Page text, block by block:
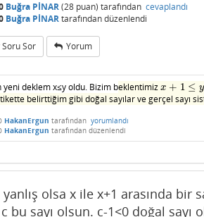
Buğra PİNAR(28 puan) tarafından cevaplandı
Buğra PİNARtarafındandüzenlendi
Sor Yorum
yeni deklem x≤y oldu. Bizim beklentimiz x + 1 ≤ y
x+ 1≤ y
belirttiğim gibi doğal sayılar ve gerçel sayı
HakanErgun tarafından yorumlandı
HakanErgun tarafından düzenlendi
olsa x ile x+1 arasında bir
bu sayı olsun. c-1<0 doğal sayı